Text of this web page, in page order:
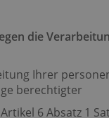
die
Ihrer
berechtigter
6 Absatz 1